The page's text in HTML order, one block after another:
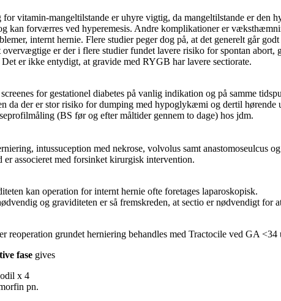
vitamin-mangeltilstande er uhyre vigtig, da mangeltilstande er
kan forværres ved hyperemesis. Andre komplikationer er
internt hernie. Flere studier peger dog på, at det generelt går
er der i flere studier fundet lavere risiko for spontan
er ikke entydigt, at gravide med RYGB har lavere sectiorate.
for gestationel diabetes på vanlig indikation og på samme
da der er stor risiko for dumping med hypoglykæmi og dertil
(BS før og efter måltider gennem to dage) hos jdm.
intussuception med nekrose, volvolus samt
er associeret med forsinket kirurgisk intervention.
kan operation for internt hernie ofte foretages laparoskopisk.
og graviditeten er så fremskreden, at sectio er nødvendigt for
reoperation grundet herniering behandles med Tractocile ved GA
fase gives
x 4
pn.